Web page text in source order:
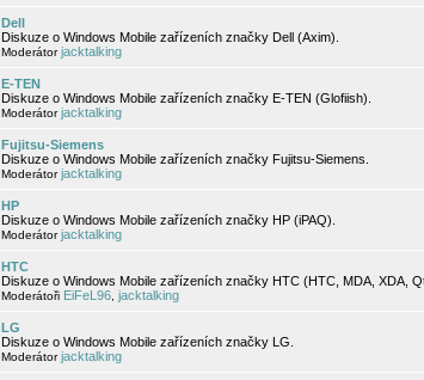
Dell
Diskuze o Windows Mobile zařízeních značky Dell (Axim).
Moderátorjacktalking
E-TEN
Diskuze o Windows Mobile zařízeních značky E-TEN (Glofiish).
Moderátorjacktalking
Fujitsu-Siemens
Diskuze o Windows Mobile zařízeních značky Fujitsu-Siemens.
Moderátorjacktalking
HP
Diskuze o Windows Mobile zařízeních značky HP (iPAQ).
Moderátorjacktalking
HTC
Diskuze o Windows Mobile zařízeních značky HTC (HTC, MDA, XDA,
Moderátoři EiFeL96 jacktalking
LG
Diskuze o Windows Mobile zařízeních značky LG.
Moderátorjacktalking